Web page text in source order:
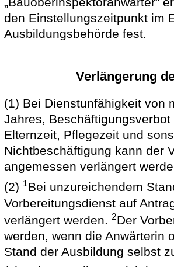
den Einstellungszeitpunkt im
Ausbildungsbehörde fest.
Verlängerung
(1) Bei Dienstunfähigkeit von
Jahres,
Elternzeit, Pflegezeit und
Nichtbeschäftigung kann der
angemessen verlängert
(2) 1Bei unzureichendem
Vorbereitungsdienst auf
verlängert werden.2Der
werden, wenn die Anwärterin
Stand der Ausbildung selbst